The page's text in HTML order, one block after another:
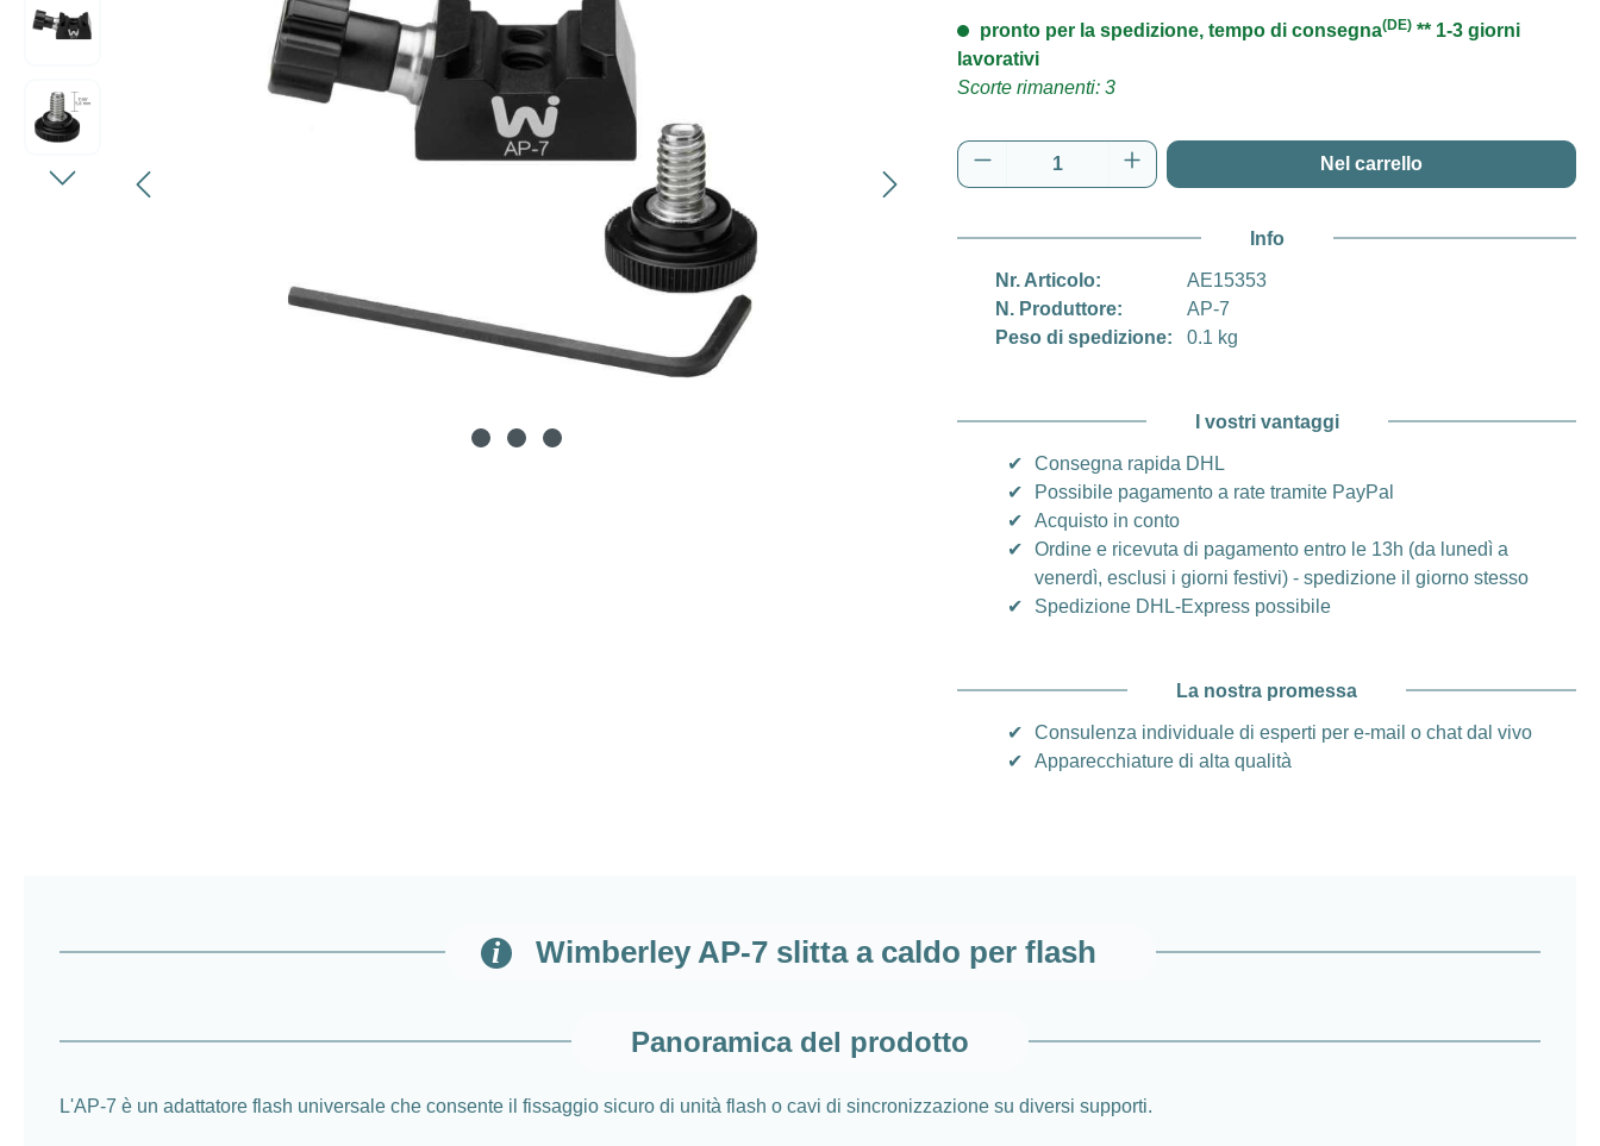
pronto per la spedizione, tempo di consegna(DE) ** 1-3 giorni
lavorativi
Scorte rimanenti: 3
Quantità del prodotto: inserisci la quantità
Nel carrello
Info
Nr. Articolo:
AE15353
N. Produttore:
AP-7
Peso di spedizione:
0.1 kg
I vostri vantaggi
✔
Consegna rapida DHL
✔
Possibile pagamento a rate tramite PayPal
✔
Acquisto in conto
✔
Ordine e ricevuta di pagamento entro le 13h (da lunedì a
venerdì, esclusi i giorni festivi) - spedizione il giorno stesso
✔
Spedizione DHL-Express possibile
La nostra promessa
✔
Consulenza individuale di esperti per e-mail o chat dal vivo
✔
Apparecchiature di alta qualità
Wimberley AP-7 slitta a caldo per flash
Panoramica del prodotto
L'AP-7 è un adattatore flash universale che consente il fissaggio sicuro di unità flash o cavi di sincronizzazione su diversi supporti.